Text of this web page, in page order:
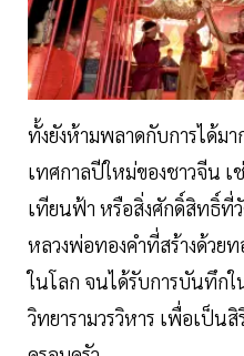
ทั้งยังห้ามพลาดกับการได้ม
เทศกาลปีใหม่ของชาวจีน
เทียนฟ้า หรือสิ่งศักดิ์สิทธิ์ที่วั
หลวงพ่อทองคำที่สร้างด้ว
ในโลก จนได้รับการบันทึก
วิทยารามวรวิหาร เพื่อเป็น